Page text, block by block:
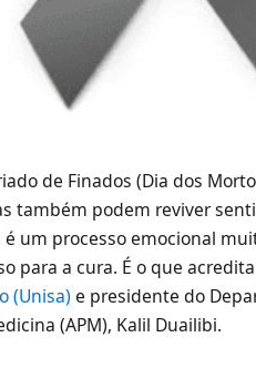
de Finados (Dia dos
também podem reviver
um processo emocional
para a cura. É o que
(Unisa) e presidente do
(APM), Kalil Duailibi.